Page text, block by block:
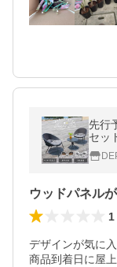
先行
セッ
タン
配便
ウッドパネル
1
デザインが気に
商品到着日に屋